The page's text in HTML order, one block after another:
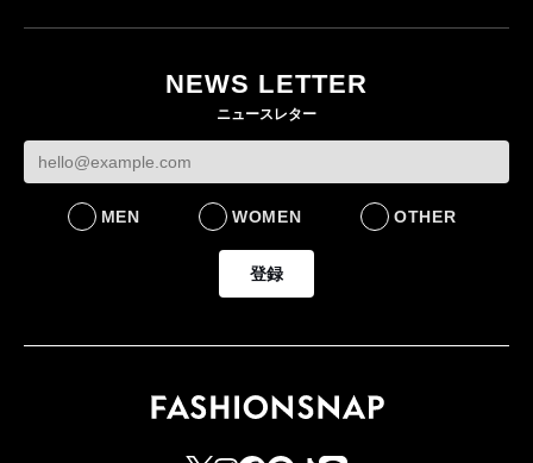
NEWS LETTER
ニュースレター
MEN WOMEN OTHER
登録